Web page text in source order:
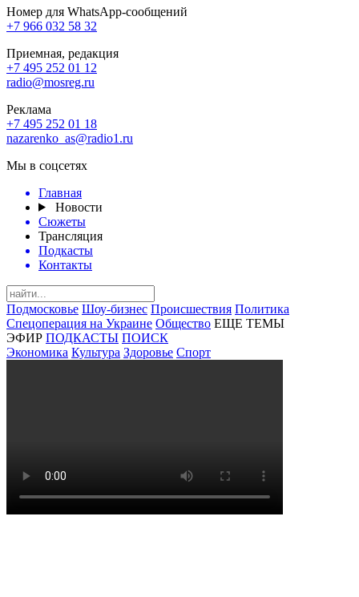
Номер для WhatsApp-сообщений
+7 966 032 58 32
Приемная, редакция
+7 495 252 01 12
radio@mosreg.ru
Реклама
+7 495 252 01 18
nazarenko_as@radio1.ru
Мы в соцсетях
Главная
Новости
Сюжеты
Трансляция
Подкасты
Контакты
Подмосковье Шоу-бизнес Происшествия Политика
Спецоперация на Украине Общество ЕЩЕ ТЕМЫ
ЭФИР ПОДКАСТЫ ПОИСК
Экономика Культура Здоровье Спорт